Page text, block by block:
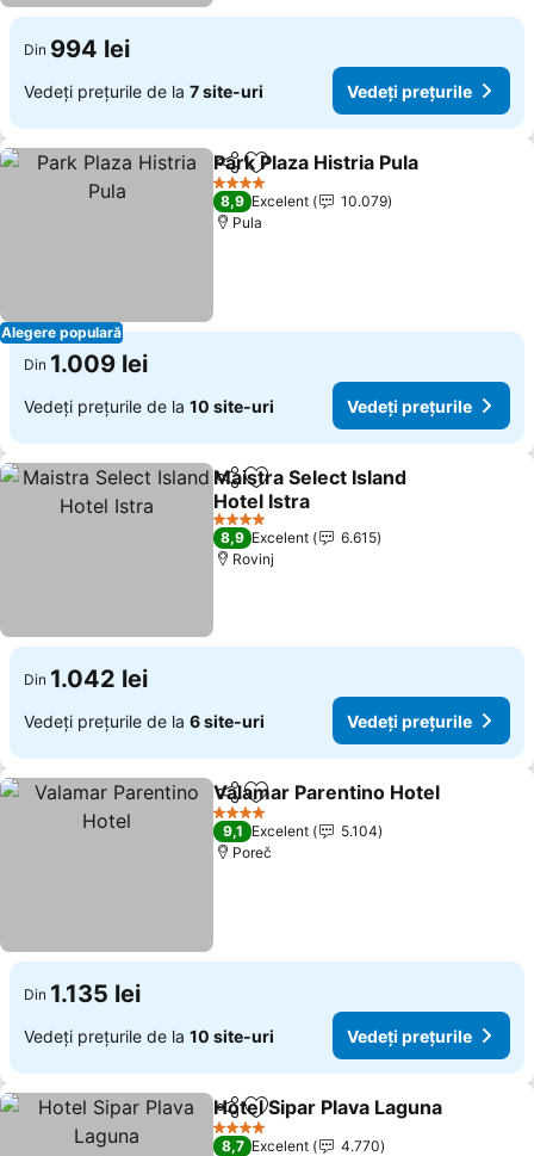
Din 994 lei
Vedeți prețurile de la 7 site-uri Vedeți prețurile
Alegere populară
DistribuițiAdăugaţi la favorite
Park Plaza Histria Pula
4 Stele
8,9 Excelent
10.079
Pula
Din 1.009 lei
Vedeți prețurile de la 10 site-uri Vedeți prețurile
DistribuițiAdăugaţi la favorite
Maistra Select Island
Hotel Istra
4 Stele
8,9 Excelent
6.615
Rovinj
Din 1.042 lei
Vedeți prețurile de la 6 site-uri Vedeți prețurile
DistribuițiAdăugaţi la favorite
Valamar Parentino Hotel
4 Stele
9,1 Excelent
5.104
Poreč
Din 1.135 lei
Vedeți prețurile de la 10 site-uri Vedeți prețurile
DistribuițiAdăugaţi la favorite
Hotel Sipar Plava Laguna
4 Stele
8,7 Excelent
4.770